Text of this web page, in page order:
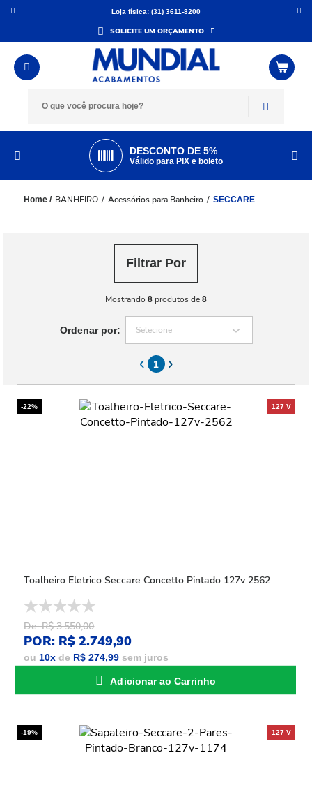
Loja física: (31) 3611-8200
SOLICITE UM ORÇAMENTO
DESCONTO DE 5%
Válido para PIX e boleto
BANHEIRO Acessórios para Banheiro SECCARE
Filtrar Por
Mostrando 8 produtos de 8
1
Ordenar por: Selecione
-22%
Toalheiro Eletrico Seccare Concetto Pintado 127v 2562
De: R$ 3.550,00
POR: R$ 2.749,90
ou 10x de R$ 274,99 sem juros
Adicionar ao Carrinho
-19%